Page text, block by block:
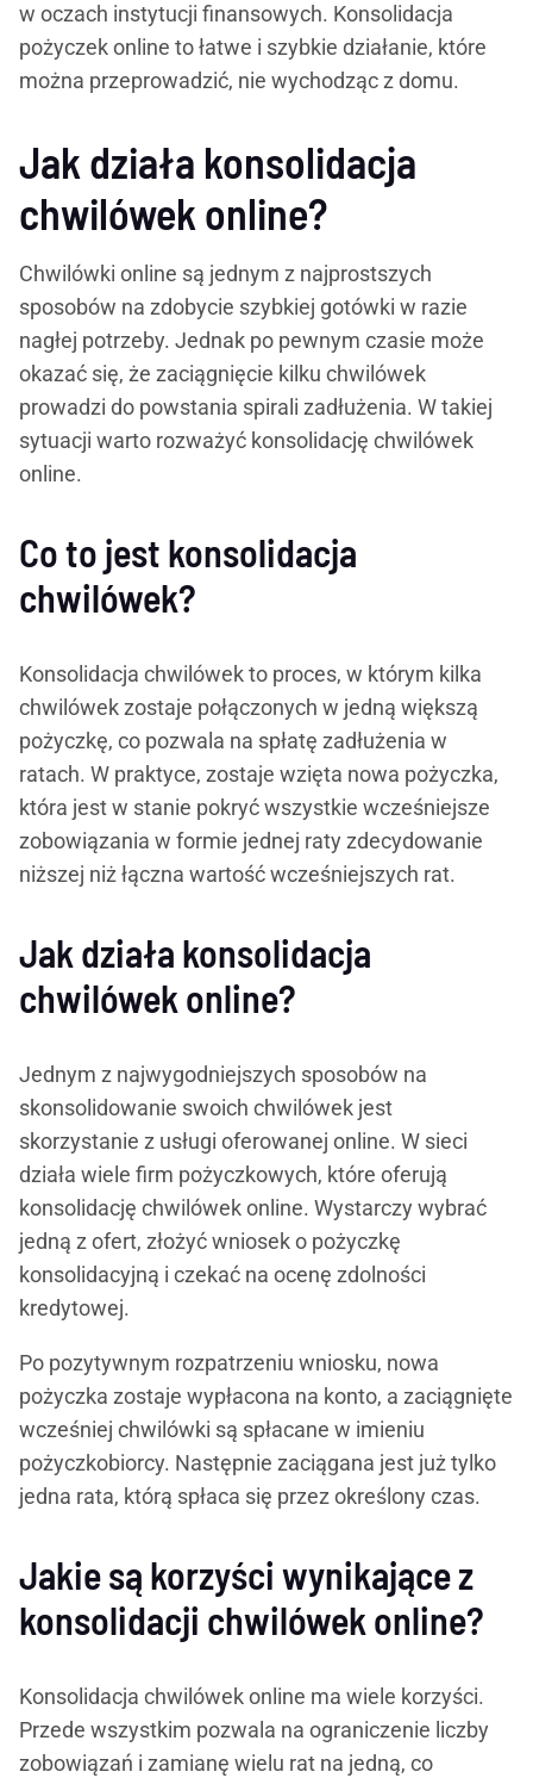
w oczach instytucji finansowych. Konsolidacja
pożyczek online to łatwe i szybkie działanie, które
można przeprowadzić, nie wychodząc z domu.
Jak działa konsolidacja
chwilówek online?
Chwilówki online są jednym z najprostszych
sposobów na zdobycie szybkiej gotówki w razie
nagłej potrzeby. Jednak po pewnym czasie może
okazać się, że zaciągnięcie kilku chwilówek
prowadzi do powstania spirali zadłużenia. W takiej
sytuacji warto rozważyć konsolidację chwilówek
online.
Co to jest konsolidacja
chwilówek?
Konsolidacja chwilówek to proces, w którym kilka
chwilówek zostaje połączonych w jedną większą
pożyczkę, co pozwala na spłatę zadłużenia w
ratach. W praktyce, zostaje wzięta nowa pożyczka,
która jest w stanie pokryć wszystkie wcześniejsze
zobowiązania w formie jednej raty zdecydowanie
niższej niż łączna wartość wcześniejszych rat.
Jak działa konsolidacja
chwilówek online?
Jednym z najwygodniejszych sposobów na
skonsolidowanie swoich chwilówek jest
skorzystanie z usługi oferowanej online. W sieci
działa wiele firm pożyczkowych, które oferują
konsolidację chwilówek online. Wystarczy wybrać
jedną z ofert, złożyć wniosek o pożyczkę
konsolidacyjną i czekać na ocenę zdolności
kredytowej.
Po pozytywnym rozpatrzeniu wniosku, nowa
pożyczka zostaje wypłacona na konto, a zaciągnięte
wcześniej chwilówki są spłacane w imieniu
pożyczkobiorcy. Następnie zaciągana jest już tylko
jedna rata, którą spłaca się przez określony czas.
Jakie są korzyści wynikające z
konsolidacji chwilówek online?
Konsolidacja chwilówek online ma wiele korzyści.
Przede wszystkim pozwala na ograniczenie liczby
zobowiązań i zamianę wielu rat na jedną, co